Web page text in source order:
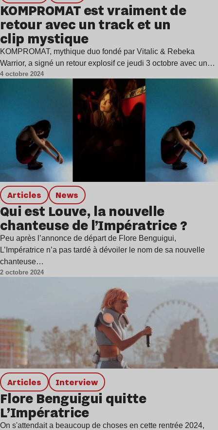
KOMPROMAT est vraiment de
retour avec un track et un
clip mystique
KOMPROMAT, mythique duo fondé par Vitalic & Rebeka
Warrior, a signé un retour explosif ce jeudi 3 octobre avec un…
4 octobre 2024
Articles news
Qui est Louve, la nouvelle
chanteuse de l’Impératrice ?
Peu après l’annonce de départ de Flore Benguigui,
L’Impératrice n’a pas tardé à dévoiler le nom de sa nouvelle
chanteuse…
2 octobre 2024
Articles interview
Flore Benguigui quitte
L’Impératrice
On s'attendait a beaucoup de choses en cette rentrée 2024,